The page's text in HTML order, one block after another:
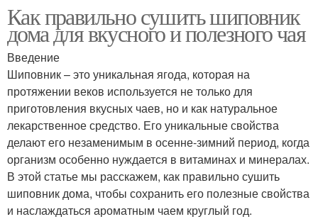
Как правильно сушить шиповник
дома для вкусного и полезного чая
Введение
Шиповник – это уникальная ягода, которая на
протяжении веков используется не только для
приготовления вкусных чаев, но и как натуральное
лекарственное средство. Его уникальные свойства
делают его незаменимым в осенне-зимний период, когда
организм особенно нуждается в витаминах и минералах.
В этой статье мы расскажем, как правильно сушить
шиповник дома, чтобы сохранить его полезные свойства
и наслаждаться ароматным чаем круглый год.